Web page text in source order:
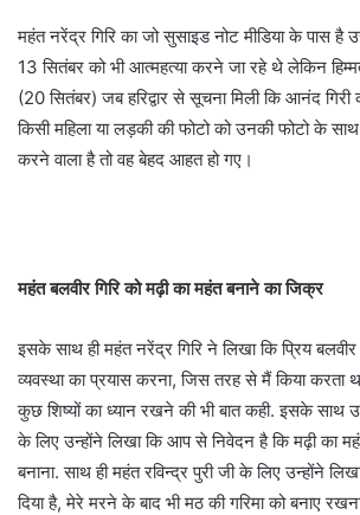
महंत नरेंद्र गिरि का जो सुसाइड नोट मीडिया के पास है
13 सितंबर को भी आत्महत्या करने जा रहे थे लेकिन
(20 सितंबर) जब हरिद्वार से सूचना मिली कि आनंद
किसी महिला या लड़की की फोटो को उनकी फोटो के
करने वाला है तो वह बेहद आहत हो गए।
महंत बलवीर गिरि को मढ़ी का महंत बनाने का जिक्र
इसके साथ ही महंत नरेंद्र गिरि ने लिखा कि प्रिय बलवीर
व्यवस्‍था का प्रयास करना, जिस तरह से मैं किया करता
कुछ शिष्यों का ध्यान रखने की भी बात कही. इसके साथ
के लिए उन्होंने लिखा कि आप से निवेदन है कि मढ़ी का
बनाना. साथ ही महंत रविन्द्र पुरी जी के लिए उन्होंने
दिया है, मेरे मरने के बाद भी मठ की गरिमा को बनाए